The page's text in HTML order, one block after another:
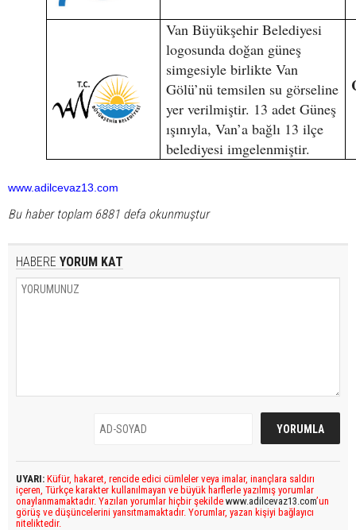
Van Büyükşehir Belediyesi
logosunda doğan güneş
simgesiyle birlikte Van
Gölü’nü temsilen su görseline
yer verilmiştir. 13 adet Güneş
ışınıyla, Van’a bağlı 13 ilçe
belediyesi imgelenmiştir.
www.adilcevaz13.com
Bu haber toplam 6881 defa okunmuştur
HABERE YORUM KAT
UYARI: Küfür, hakaret, rencide edici cümleler veya imalar, inançlara saldırı
içeren, Türkçe karakter kullanılmayan ve büyük harflerle yazılmış yorumlar
onaylanmamaktadır. Yazılan yorumlar hiçbir şekilde www.adilcevaz13.com’un
görüş ve düşüncelerini yansıtmamaktadır. Yorumlar, yazan kişiyi bağlayıcı
niteliktedir.